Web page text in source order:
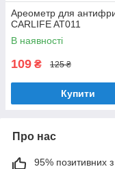
Ареометр для
CARLIFE AT011
В наявності
109 ₴ 125 ₴
Купити
Про нас
95% позитивних з